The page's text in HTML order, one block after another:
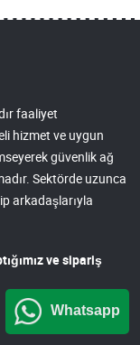
faaliyet
hizmet ve uygun
güvenlik ağ
Sektörde uzunca
arkadaşlarıyla
ve sipariş
Whatsapp